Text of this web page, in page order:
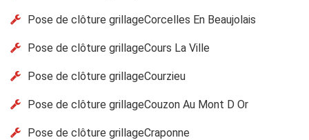
Pose de clôture grillageCorcelles En Beaujolais
Pose de clôture grillageCours La Ville
Pose de clôture grillageCourzieu
Pose de clôture grillageCouzon Au Mont D Or
Pose de clôture grillageCraponne